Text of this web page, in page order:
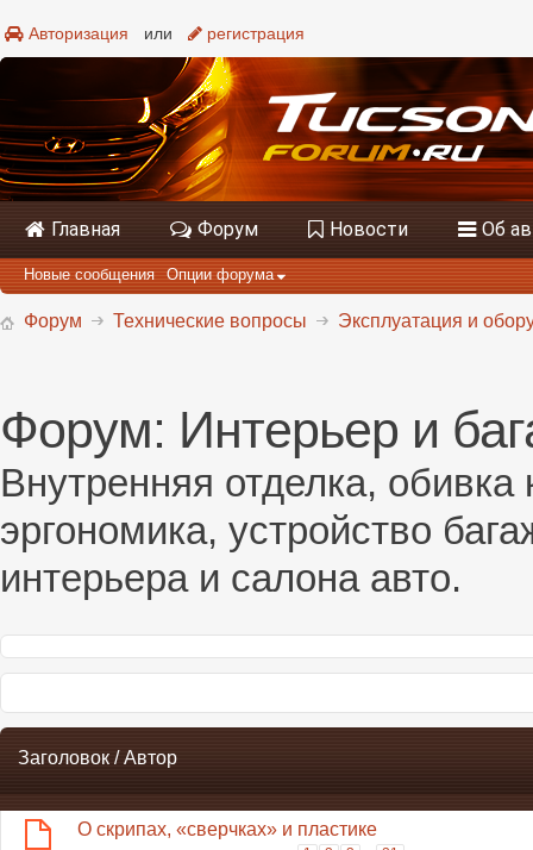
Авторизация или регистрация
Главная Форум Новости Об
Новые сообщения Опции форума
Форум Технические вопросы Эксплуатация и
Форум: Интерьер и
Внутренняя отделка,
эргономика, устройство
интерьера и салона авто.
Заголовок /Автор
О скрипах, «сверчках» и пластике